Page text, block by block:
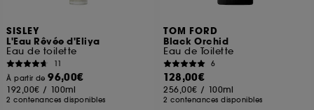
SISLEY
L'Eau Rêvée d'Eliya
Eau de toilette
11
À partir de96,00€
192,00€ / 100ml
2 contenances disponibles
TOM FORD
Black Orchid
Eau de Toilette
6
128,00€
256,00€ / 100ml
2 contenances disponibles